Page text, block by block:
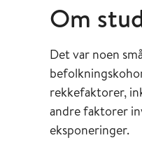
Om
Det var noen
rekkefaktorer,
andre faktorer
eksponeringer.